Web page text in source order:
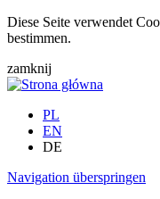
Diese Seite verwendet
bestimmen.
zamknij
PL
EN
DE
Navigation überspringen